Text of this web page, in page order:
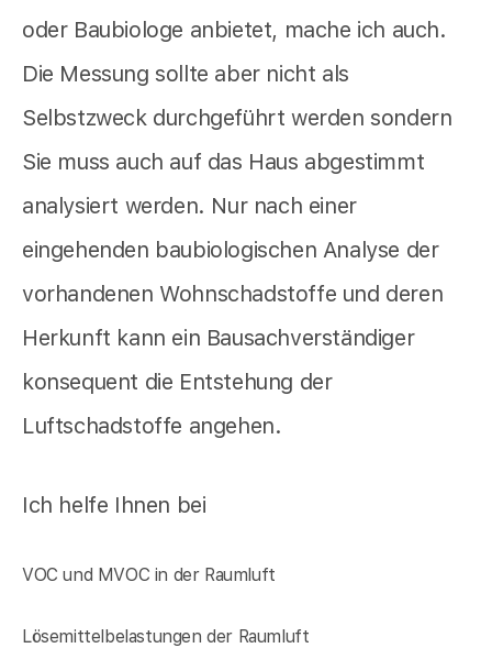
oder Baubiologe anbietet, mache ich auch.
Die Messung sollte aber nicht als
Selbstzweck durchgeführt werden sondern
Sie muss auch auf das Haus abgestimmt
analysiert werden. Nur nach einer
eingehenden baubiologischen Analyse der
vorhandenen Wohnschadstoffe und deren
Herkunft kann ein Bausachverständiger
konsequent die Entstehung der
Luftschadstoffe angehen.
Ich helfe Ihnen bei
VOC und MVOC in der Raumluft
Lösemittelbelastungen der Raumluft